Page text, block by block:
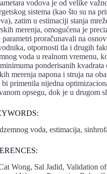
vodova je od velike
sistema (kao što su na
zatim u estimaciji stanja
merenja, omogućena je
proračunavali na
otpornosti tla i drugih
voda u realnom vremenu,
ponderisanih
merenja napona i struja na
primenila nijedna
opsegu, dok je u drugom
voda, estimacija,
Wong, Sal Jadid, Validation